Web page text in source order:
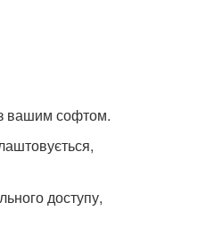
з вашим софтом.
доступу,